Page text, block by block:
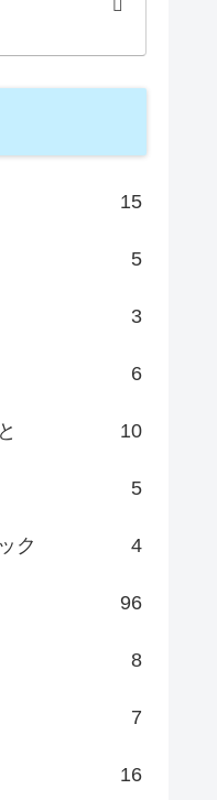
15
5
3
6
10
5
ク 4
96
8
7
16